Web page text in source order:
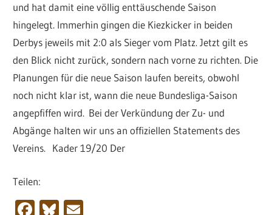
und hat damit eine völlig enttäuschende Saison
hingelegt. Immerhin gingen die Kiezkicker in beiden
Derbys jeweils mit 2:0 als Sieger vom Platz. Jetzt gilt es
den Blick nicht zurück, sondern nach vorne zu richten. Die
Planungen für die neue Saison laufen bereits, obwohl
noch nicht klar ist, wann die neue Bundesliga-Saison
angepfiffen wird. Bei der Verkündung der Zu- und
Abgänge halten wir uns an offiziellen Statements des
Vereins. Kader 19/20 Der
Teilen:
Facebook
Bluesky